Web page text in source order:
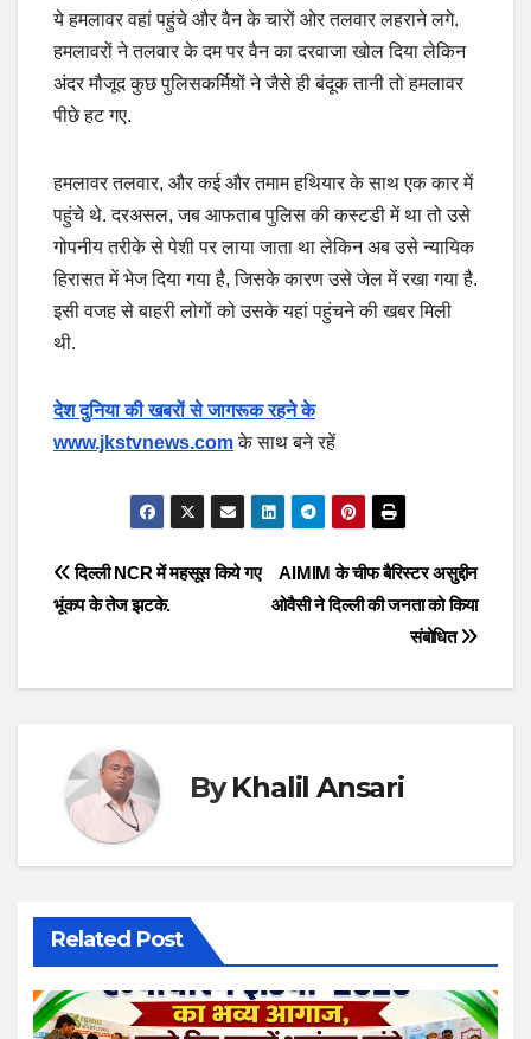
ये हमलावर वहां पहुंचे और वैन के चारों ओर तलवार लहराने लगे.
हमलावरों ने तलवार के दम पर वैन का दरवाजा खोल दिया लेकिन
अंदर मौजूद कुछ पुलिसकर्मियों ने जैसे ही बंदूक तानी तो हमलावर
पीछे हट गए.
हमलावर तलवार, और कई और तमाम हथियार के साथ एक कार में
पहुंचे थे. दरअसल, जब आफताब पुलिस की कस्टडी में था तो उसे
गोपनीय तरीके से पेशी पर लाया जाता था लेकिन अब उसे न्यायिक
हिरासत में भेज दिया गया है, जिसके कारण उसे जेल में रखा गया है.
इसी वजह से बाहरी लोगों को उसके यहां पहुंचने की खबर मिली
थी.
देश दुनिया की खबरों से जागरूक रहने के
www.jkstvnews.comके साथ बने रहें
Post
navigation
AIMIM के चीफ बैरिस्टर असुद्दीन
ओवैसी ने दिल्ली की जनता को किया
संबोधित
दिल्ली NCR में महसूस किये गए
भूंकप के तेज झटके.
ByKhalil Ansari
Related Post